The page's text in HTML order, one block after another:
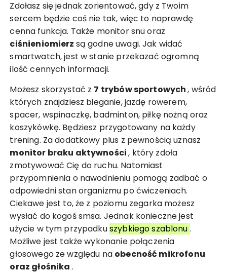
Zdołasz się jednak zorientować, gdy z Twoim
sercem będzie coś nie tak, więc to naprawdę
cenna funkcja. Także monitor snu oraz
ciśnieniomierz są godne uwagi. Jak widać
smartwatch, jest w stanie przekazać ogromną
ilość cennych informacji.
Możesz skorzystać z 7 trybów sportowych, wśród
których znajdziesz bieganie, jazdę rowerem,
spacer, wspinaczkę, badminton, piłkę nożną oraz
koszykówkę. Będziesz przygotowany na każdy
trening. Za dodatkowy plus z pewnością uznasz
monitor braku aktywności, który zdoła
zmotywować Cię do ruchu. Natomiast
przypomnienia o nawodnieniu pomogą zadbać o
odpowiedni stan organizmu po ćwiczeniach.
Ciekawe jest to, że z poziomu zegarka możesz
wysłać do kogoś smsa. Jednak konieczne jest
użycie w tym przypadkuszybkiego szablonu .
Możliwe jest także wykonanie połączenia
głosowego ze względu na obecność mikrofonu
oraz głośnika .